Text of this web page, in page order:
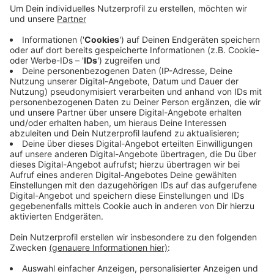
Anzeige
Die Grefrather Jugendfeuerwehr veranstaltet diesen
Samstag (28.05.) wieder ihren Berufsfeuerwehrtag.
Den verbringen gut 20 Kinder und Jugendliche mit
professionellen Feuerwehrleuten. Einen ganzen Tag
lang bekommen sie Einblicke in die Arbeit der
Feuerwehr und können selbst mit anpacken - das alles
aber nur bei nachgespielten Einsätzen.
Anzeige